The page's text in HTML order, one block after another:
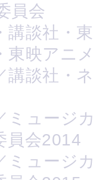
員会
講談社・
東映アニ
講談社・
ミュージ
員会2014
ミュージ